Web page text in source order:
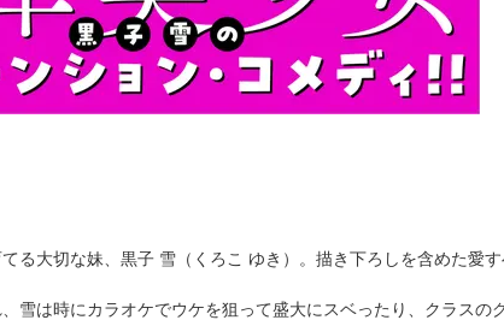
る大切な妹、黒子 雪（くろこ ゆき）。描き下ろしを含めた愛
雪は時にカラオケでウケを狙って盛大にスベったり、クラス